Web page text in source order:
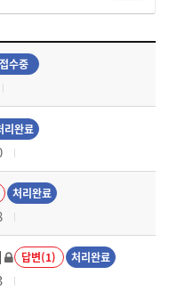
접수중
리완료
처리완료
답변(1) 처리완료